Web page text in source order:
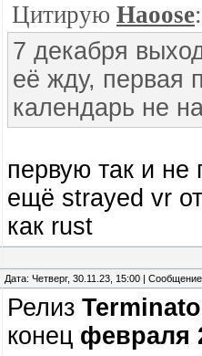
Цитирую Haoose:
7 декабря
её жду, первая
календарь не
первую так и не
ещё strayed vr
как rust
Дата: Четверг, 30.11.23, 15:00 |
Релиз
конец февраля